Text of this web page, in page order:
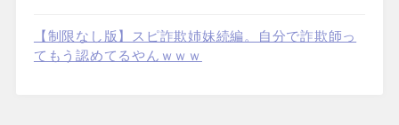
【制限なし版】スピ詐欺姉妹続編。自分で詐欺師っ
てもう認めてるやんｗｗｗ